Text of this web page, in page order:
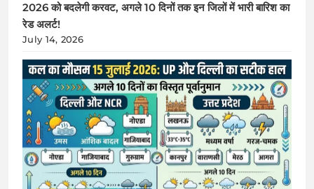
2026 को बदलेगी करवट, अगले 10 दिनों तक इन जिलों में भारी बारिश का
रेड अलर्ट!
July 14, 2026